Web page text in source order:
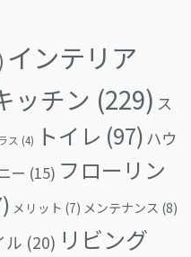
インテリア
ッチン (229) ス
ス (4) トイレ (97) ハウ
ー (15) フローリン
メリット (7) メンテナンス (8)
ル (20) リビング